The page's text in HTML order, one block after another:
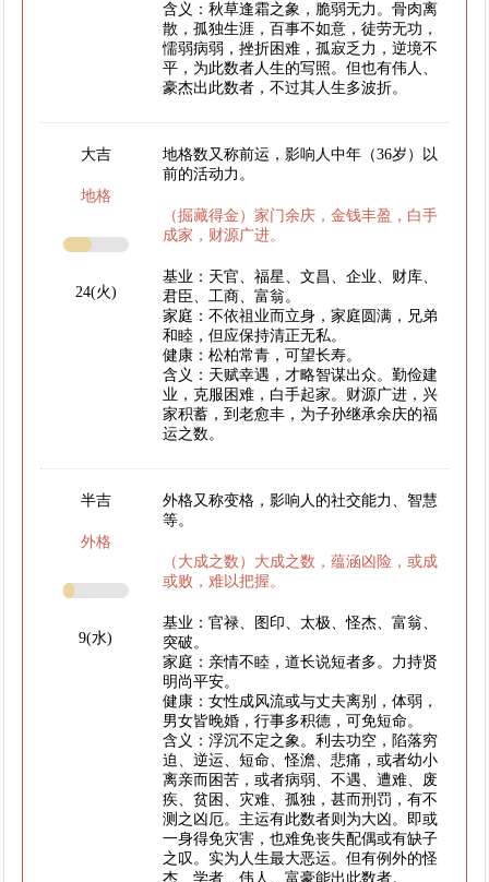
含义：秋草逢霜之象，脆弱无力。骨肉离
散，孤独生涯，百事不如意，徒劳无功，
懦弱病弱，挫折困难，孤寂乏力，逆境不
平，为此数者人生的写照。但也有伟人、
豪杰出此数者，不过其人生多波折。
大吉
地格
24(火)
地格数又称前运，影响人中年（36岁）以
前的活动力。
（掘藏得金）家门余庆，金钱丰盈，白手
成家，财源广进。
基业：天官、福星、文昌、企业、财库、
君臣、工商、富翁。
家庭：不依祖业而立身，家庭圆满，兄弟
和睦，但应保持清正无私。
健康：松柏常青，可望长寿。
含义：天赋幸遇，才略智谋出众。勤俭建
业，克服困难，白手起家。财源广进，兴
家积蓄，到老愈丰，为子孙继承余庆的福
运之数。
半吉
外格
9(水)
外格又称变格，影响人的社交能力、智慧
等。
（大成之数）大成之数，蕴涵凶险，或成
或败，难以把握。
基业：官禄、图印、太极、怪杰、富翁、
突破。
家庭：亲情不睦，道长说短者多。力持贤
明尚平安。
健康：女性成风流或与丈夫离别，体弱，
男女皆晚婚，行事多积德，可免短命。
含义：浮沉不定之象。利去功空，陷落穷
迫、逆运、短命、怪澹、悲痛，或者幼小
离亲而困苦，或者病弱、不遇、遭难、废
疾、贫困、灾难、孤独，甚而刑罚，有不
测之凶厄。主运有此数者则为大凶。即或
一身得免灾害，也难免丧失配偶或有缺子
之叹。实为人生最大恶运。但有例外的怪
杰、学者、伟人、富豪能出此数者。